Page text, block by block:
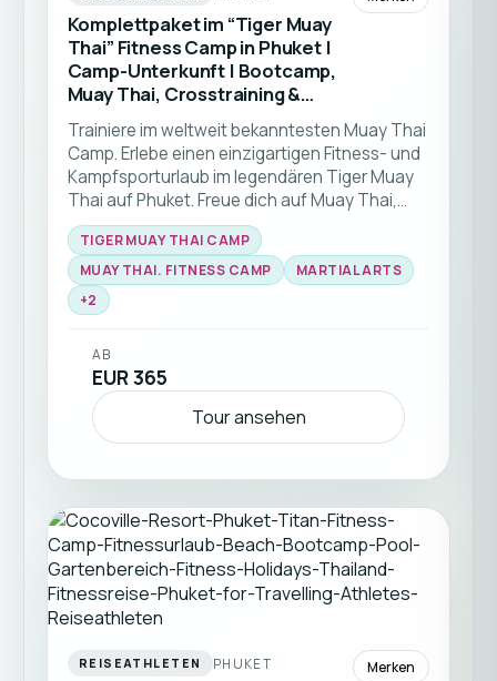
Komplettpaket im “Tiger Muay
Thai” Fitness Camp in Phuket |
Camp-Unterkunft | Bootcamp,
Muay Thai, Crosstraining &
Yoga – Fitnessurlaub Thailand
Trainiere im weltweit bekanntesten Muay Thai
Camp. Erlebe einen einzigartigen Fitness- und
Kampfsporturlaub im legendären Tiger Muay
Thai auf Phuket. Freue dich auf Muay Thai,
Fitness, Yoga, Mobility, CrossTraining und viele
weitere Kurse – alle bereits inklusive. Egal ob
Anfänger oder erfahrener Athlet: Dich
erwartet die perfekte Kombination aus
Training, Community und tropischem Insel-
TIGER MUAY THAI CAMP
MUAY THAI. FITNESS CAMP
MARTIAL ARTS
+2
AB
EUR 365
Tour ansehen
REISEATHLETEN PHUKET Merken